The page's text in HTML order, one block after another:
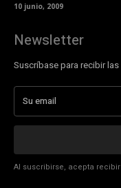
10 junio, 2009
Newsletter
Suscríbase para recibir
Al suscribirse, acepta